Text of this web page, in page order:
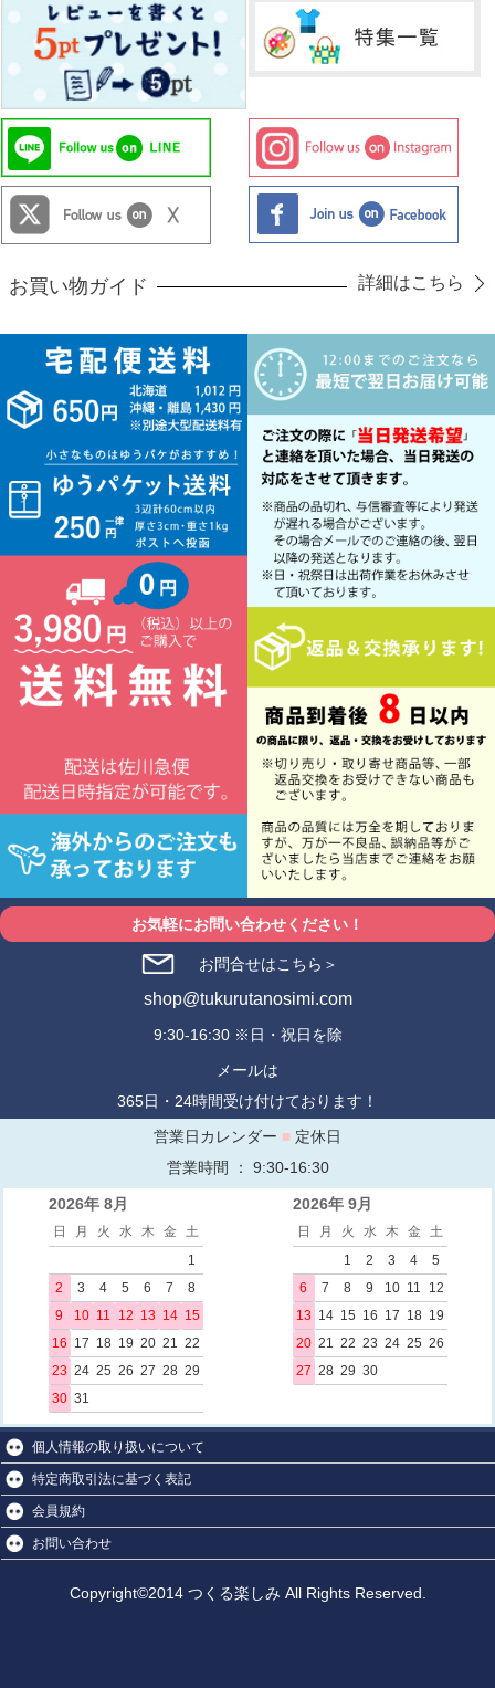
お買い物ガイド 詳細はこちら
お気軽にお問い合わせください！
お問合せはこちら＞
shop@tukurutanosimi.com
9:30-16:30 ※日・祝日を除
メールは
365日・24時間受け付けております！
営業日カレンダー ■ 定休日
営業時間 ： 9:30-16:30
2026年 8月
日 月 火 水 木 金
土
1
2
3 4 5 6 7
8
9
10 11 12 13 14 15
16 17 18 19 20 21
22
23 24 25 26 27 28 29
30 31
2026年 9月
日 月 火 水 木 金
土
1
2 3 4
5
6
7 8 9 10 11
12
13 14 15 16 17 18 19
20 21 22 23 24 25 26
27 28 29 30
個人情報の取り扱いについて
特定商取引法に基づく表記
会員規約
お問い合わせ
Copyright©2014 つくる楽しみ All Rights Reserved.